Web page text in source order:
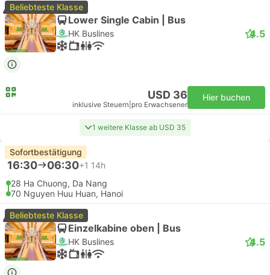
Beliebteste Klasse
Lower Single Cabin | Bus
HK Buslines 4.5
USD 36
inklusive Steuern pro Erwachsener
Hier buchen
1 weitere Klasse ab USD 35
Sofortbestätigung
16:30 06:30+1 14h
28 Ha Chuong, Da Nang
70 Nguyen Huu Huan, Hanoi
Beliebteste Klasse
Einzelkabine oben | Bus
HK Buslines 4.5